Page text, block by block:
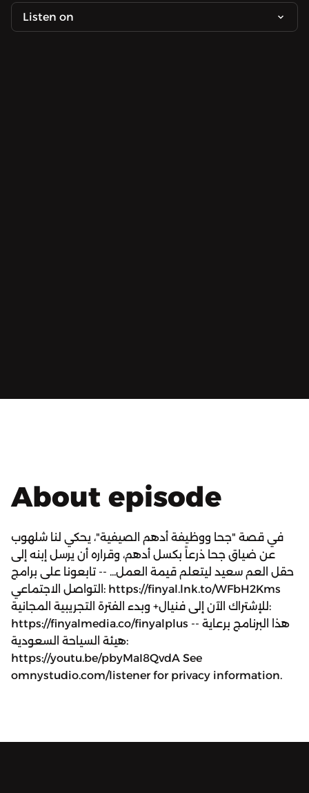
Listen on
About episode
في قصة "جحا ووظيفة أدهم الصيفية"، يحكي لنا شلهوب
عن ضياق جحا ذرعاً بكسل أدهم، وقراره أن يرسل إبنه إلى
حقل العم سعيد ليتعلم قيمة العمل... -- تابعونا على برامج
التواصل الاجتماعي: https://finyal.lnk.to/WFbH2Kms
للإشتراك الآن إلى فنيال+ وبدء الفترة التجريبية المجانية:
https://finyalmedia.co/finyalplus -- هذا البرنامج برعاية
هيئة السياحة السعودية:
https://youtu.be/pbyMaI8QvdA See
omnystudio.com/listener for privacy information.